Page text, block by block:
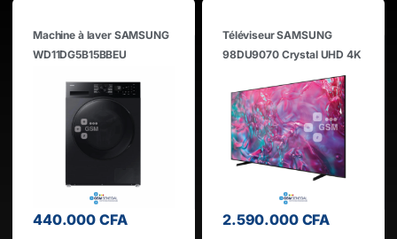
Téléviseur SAMSUNG
98DU9070 Crystal UHD 4K
2.590.000CFA
Écran Interactif Tactile
SAMSUNG
LH55WMBWBGCXEN Flip
Pro 55″ 4K UHD
990.000CFA